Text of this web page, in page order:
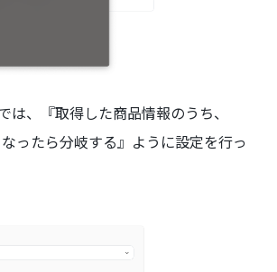
は、『取得した商品情報のうち、
なったら分岐する』ように設定を行っ